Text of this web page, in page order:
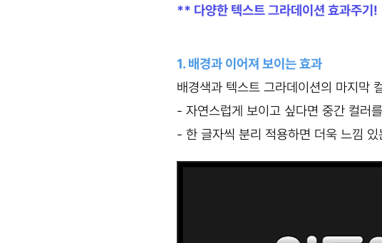
** 다양한 텍스트 그라데이션 효과주기!
1. 배경과 이어져 보이는 효과
배경색과 텍스트 그라데이션의 마지막
- 자연스럽게 보이고 싶다면 중간 컬러
- 한 글자씩 분리 적용하면 더욱 느낌